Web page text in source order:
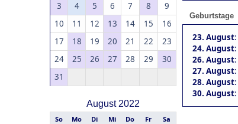
3
4 5 6 7 8
9
10
11 12 13 14 15
16
17
18 19 20 21 22
23
24
25 26 27 28 29
30
31
August 2022
So Mo Di Mi Do Fr Sa
Geburtstage
23. August:
24. August:
26. August:
27. August:
28. August:
30. August: